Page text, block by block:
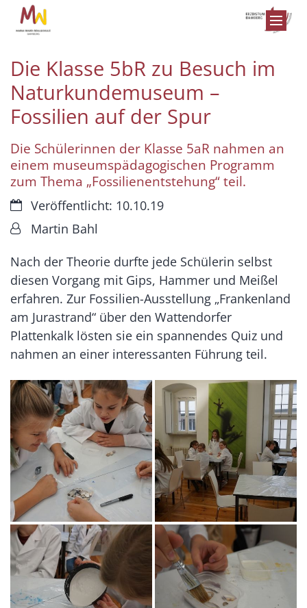
Zum Inhalt springen
Die Klasse 5bR zu Besuch im
Naturkundemuseum –
Fossilien auf der Spur
Die Schülerinnen der Klasse 5aR nahmen an
einem museumspädagogischen Programm
zum Thema „Fossilienentstehung“ teil.
Datum:Veröffentlicht: 10.10.19
Von:Martin Bahl
Nach der Theorie durfte jede Schülerin selbst
diesen Vorgang mit Gips, Hammer und Meißel
erfahren. Zur Fossilien-Ausstellung „Frankenland
am Jurastrand“ über den Wattendorfer
Plattenkalk lösten sie ein spannendes Quiz und
nahmen an einer interessanten Führung teil.